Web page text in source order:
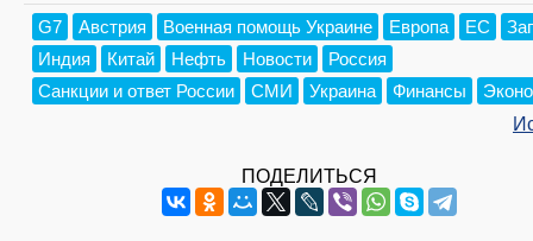
G7 Австрия Военная помощь Украине Европа ЕС
Индия
Китай Нефть Новости
Россия
Санкции и ответ России
СМИ Украина Финансы
ПОДЕЛИТЬСЯ